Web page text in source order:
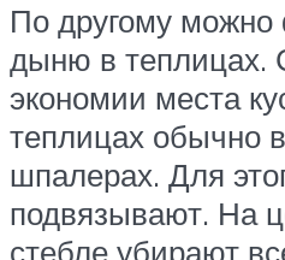
По другому
дыню в теплицах.
экономии места
теплицах обычно
шпалерах. Для
подвязывают. На
стебле убирают